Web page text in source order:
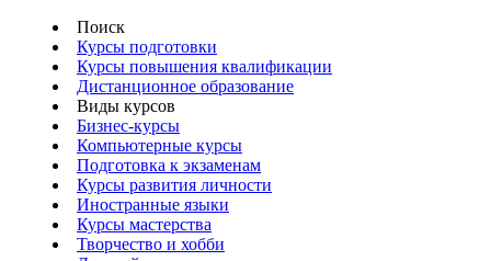
Поиск
Курсы подготовки
Курсы повышения квалификации
Дистанционное образование
Виды курсов
Бизнес-курсы
Компьютерные курсы
Подготовка к экзаменам
Курсы развития личности
Иностранные языки
Курсы мастерства
Творчество и хобби